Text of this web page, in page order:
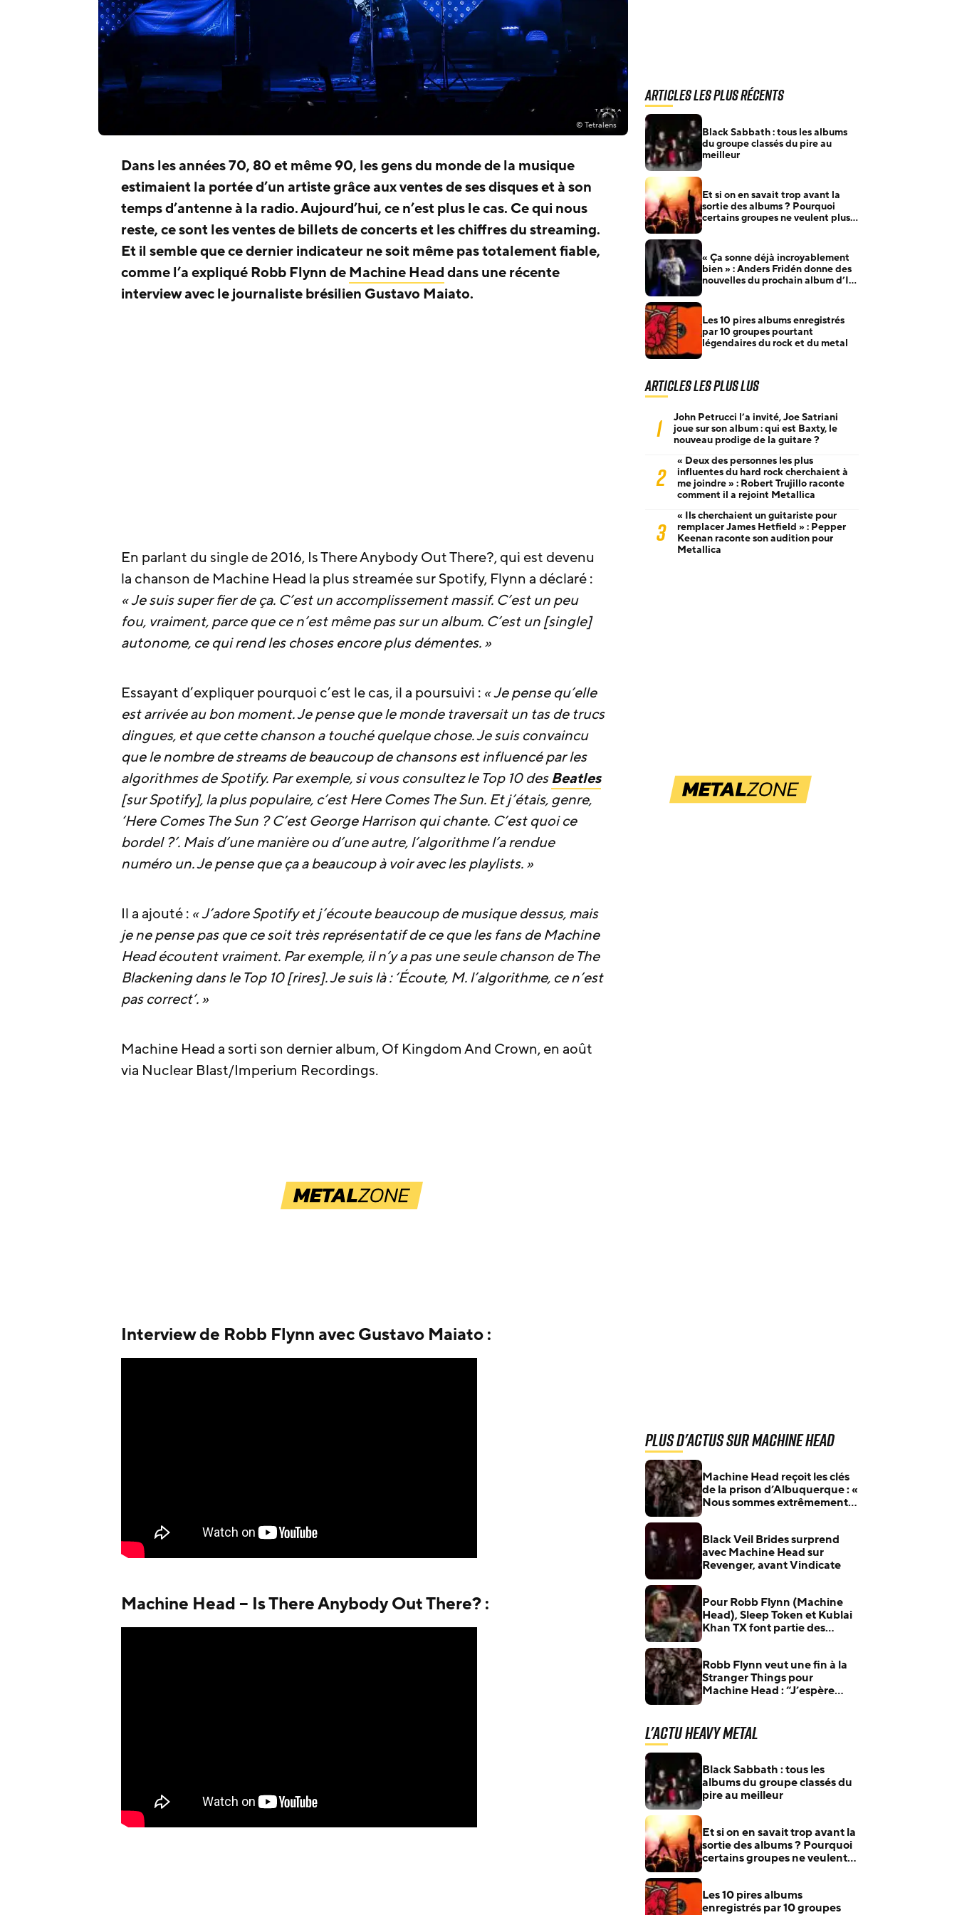
© Tetralens
Dans les années 70, 80 et même 90, les gens du monde de la musique
estimaient la portée d’un artiste grâce aux ventes de ses disques et à son
temps d’antenne à la radio. Aujourd’hui, ce n’est plus le cas. Ce qui nous
reste, ce sont les ventes de billets de concerts et les chiffres du streaming.
Et il semble que ce dernier indicateur ne soit même pas totalement fiable,
comme l’a expliqué Robb Flynn deMachine Headdans une récente
interview avec le journaliste brésilien Gustavo Maiato.
En parlant du single de 2016, Is There Anybody Out There?, qui est devenu
la chanson de Machine Head la plus streamée sur Spotify, Flynn a déclaré :
« Je suis super fier de ça. C’est un accomplissement massif. C’est un peu
fou, vraiment, parce que ce n’est même pas sur un album. C’est un [single]
autonome, ce qui rend les choses encore plus démentes. »
Essayant d’expliquer pourquoi c’est le cas, il a poursuivi : « Je pense qu’elle
est arrivée au bon moment. Je pense que le monde traversait un tas de trucs
dingues, et que cette chanson a touché quelque chose. Je suis convaincu
que le nombre de streams de beaucoup de chansons est influencé par les
algorithmes de Spotify. Par exemple, si vous consultez le Top 10 desBeatles
[sur Spotify], la plus populaire, c’est Here Comes The Sun. Et j’étais, genre,
‘Here Comes The Sun ? C’est George Harrison qui chante. C’est quoi ce
bordel ?’. Mais d’une manière ou d’une autre, l’algorithme l’a rendue
numéro un. Je pense que ça a beaucoup à voir avec les playlists. »
Il a ajouté : « J’adore Spotify et j’écoute beaucoup de musique dessus, mais
je ne pense pas que ce soit très représentatif de ce que les fans de Machine
Head écoutent vraiment. Par exemple, il n’y a pas une seule chanson de The
Blackening dans le Top 10 [rires]. Je suis là : ‘Écoute, M. l’algorithme, ce n’est
pas correct’. »
Machine Head a sorti son dernier album, Of Kingdom And Crown, en août
via Nuclear Blast/Imperium Recordings.
Interview de Robb Flynn avec Gustavo Maiato :
Machine Head – Is There Anybody Out There? :
Articles les plus récents
Black Sabbath : tous les albums
du groupe classés du pire au
meilleur
Et si on en savait trop avant la
sortie des albums ? Pourquoi
certains groupes ne veulent plus
« Ça sonne déjà incroyablement
bien » : Anders Fridén donne des
nouvelles du prochain album d’In
Les 10 pires albums enregistrés
par 10 groupes pourtant
légendaires du rock et du metal
Articles les plus lus
1
John Petrucci l’a invité, Joe Satriani
joue sur son album : qui est Baxty, le
nouveau prodige de la guitare ?
2
« Deux des personnes les plus
influentes du hard rock cherchaient à
me joindre » : Robert Trujillo raconte
comment il a rejoint Metallica
3
« Ils cherchaient un guitariste pour
remplacer James Hetfield » : Pepper
Keenan raconte son audition pour
Metallica
Plus d'actus sur Machine Head
Machine Head reçoit les clés
de la prison d’Albuquerque : «
Nous sommes extrêmement
Black Veil Brides surprend
avec Machine Head sur
Revenger, avant Vindicate
Pour Robb Flynn (Machine
Head), Sleep Token et Kublai
Khan TX font partie des
Robb Flynn veut une fin à la
Stranger Things pour
Machine Head : “J’espère
L'actu Heavy Metal
Black Sabbath : tous les
albums du groupe classés du
pire au meilleur
Et si on en savait trop avant la
sortie des albums ? Pourquoi
certains groupes ne veulent
Les 10 pires albums
enregistrés par 10 groupes